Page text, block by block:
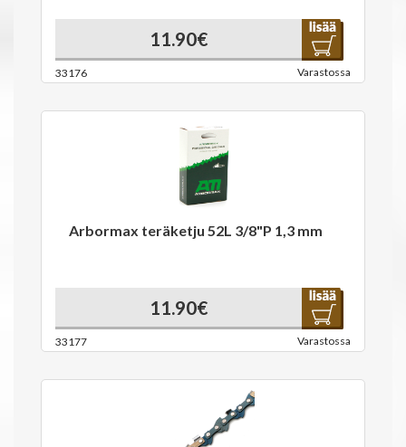
11.90€
33176 Varastossa
Arbormax teräketju 52L 3/8"P 1,3 mm
11.90€
33177 Varastossa